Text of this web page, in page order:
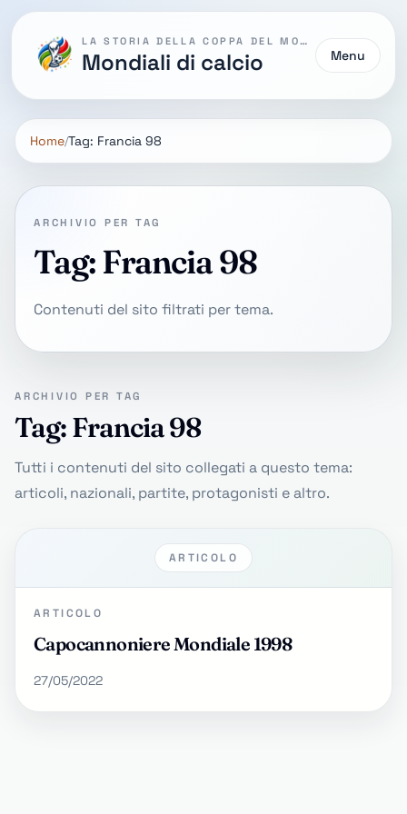
LA STORIA DELLA COPPA DEL MONDO
Mondiali di calcio Menu
Home Tag: Francia 98
ARCHIVIO PER TAG
Tag: Francia 98
Contenuti del sito filtrati per tema.
ARCHIVIO PER TAG
Tag: Francia 98
Tutti i contenuti del sito collegati a questo tema:
articoli, nazionali, partite, protagonisti e altro.
ARTICOLO
ARTICOLO
Capocannoniere Mondiale 1998
27/05/2022